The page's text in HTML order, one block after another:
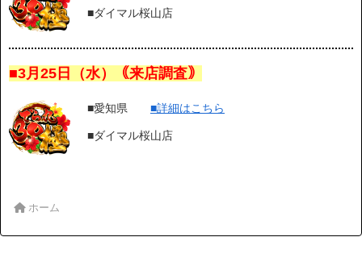
■ダイマル桜山店
■3月25日（水）｟来店調査｠
■愛知県 ■詳細はこちら
■ダイマル桜山店
ホーム